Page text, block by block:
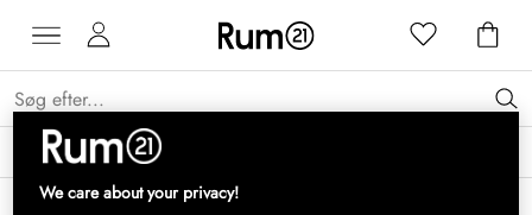
Få 15 % på Grythyttan Stålmöbler* →
We care about your privacy!